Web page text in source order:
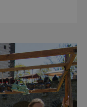
cestě.
českých
festivalu
hlavní tém